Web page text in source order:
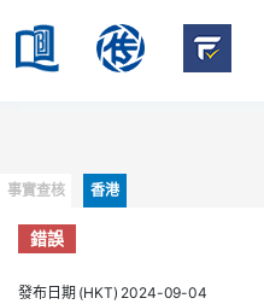
HKBU
of
Communication
Categories
事實查核 香港
錯誤
發布日期 (HKT) 2024-09-04